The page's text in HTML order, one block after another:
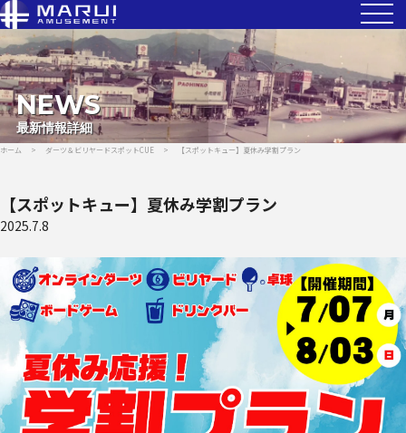
NEWS
最新情報詳細
ホーム > ダーツ＆ビリヤードスポットCUE > 【スポットキュー】夏休み学割プラン
【スポットキュー】夏休み学割プラン
2025.7.8